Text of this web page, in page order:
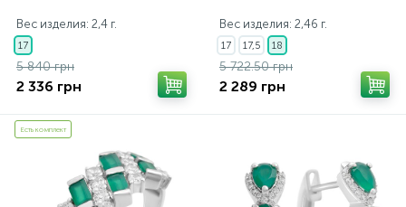
Вес изделия: 2,4 г.
17
5 840 грн
2 336 грн
Вес изделия: 2,46 г.
17 17,5 18
5 722.50 грн
2 289 грн
Есть комплект